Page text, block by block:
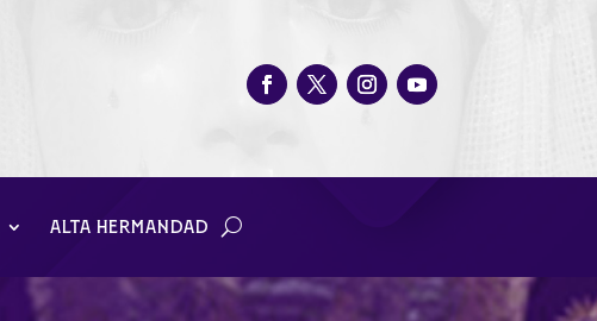
ALTA HERMANDAD